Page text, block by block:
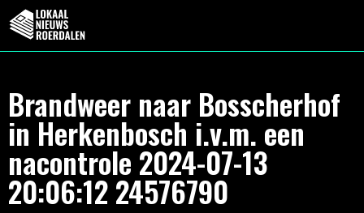
Brandweer naar Bosscherhof
in Herkenbosch i.v.m. een
nacontrole 2024-07-13
20:06:12 24576790